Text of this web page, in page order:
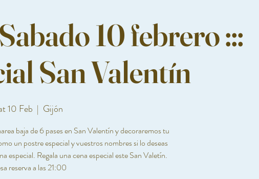
10 febrero :::
San Valentín
10 Feb
  |
Gijón
baja de 6 pases en San Valentín y decoraremos tu
un postre especial y vuestros nombres si lo deseas
especial. Regala una cena especial este San Valetín.
reserva a las 21:00